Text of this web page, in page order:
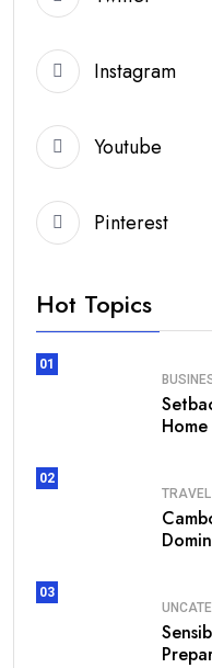
Instagram
Youtube
Pinterest
Hot Topics
01
02
TRAVEL
03